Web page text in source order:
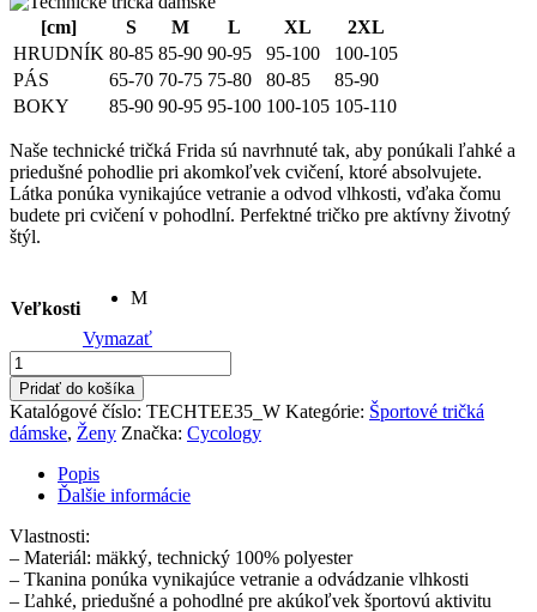
[cm] S M L XL
2XL
HRUDNÍK 80-85 85-90 90-95 95-100
100-105
PÁS
65-70 70-75 75-80 80-85
85-90
BOKY
85-90 90-95 95-100 100-105 105-110
Naše technické tričká Frida sú navrhnuté tak, aby ponúkali ľahké a
priedušné pohodlie pri akomkoľvek cvičení, ktoré absolvujete.
Látka ponúka vynikajúce vetranie a odvod vlhkosti, vďaka čomu
budete pri cvičení v pohodlní. Perfektné tričko pre aktívny životný
štýl.
Veľkosti
M
Vymazať
množstvo
Technické
tričko
dámske
Frida
Pink
Pridať do košíka
Katalógové číslo: TECHTEE35_W Kategórie: Športové tričká
dámske, Ženy Značka: Cycology
Popis
Ďalšie informácie
Vlastnosti:
– Materiál: mäkký, technický 100% polyester
– Tkanina ponúka vynikajúce vetranie a odvádzanie vlhkosti
– Ľahké, priedušné a pohodlné pre akúkoľvek športovú aktivitu